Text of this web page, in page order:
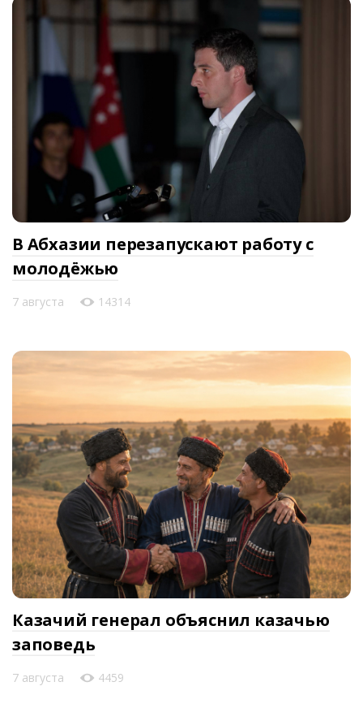
В Абхазии перезапускают работу с
молодёжью
7 августа 14314
Казачий генерал объяснил казачью
заповедь
7 августа 4459